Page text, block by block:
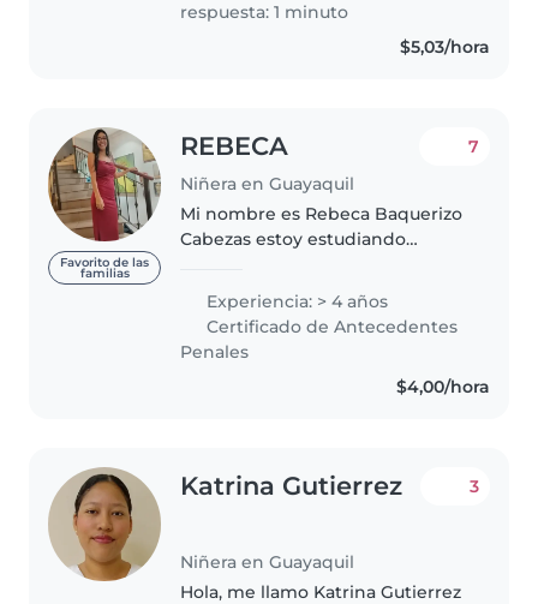
respuesta: 1 minuto
$5,03/hora
Favorito de las
familias
REBECA
Niñera en Guayaquil
7
Mi nombre es Rebeca Baquerizo
Cabezas estoy estudiando
el sexto semestres ,mi primer
trabajo fue con niños autistas , y
ahora estoy trabajando en una..
Experiencia: > 4 años
Certificado de Antecedentes
Penales
$4,00/hora
Katrina Gutierrez
Niñera en Guayaquil
3
Hola, me llamo Katrina Gutierrez